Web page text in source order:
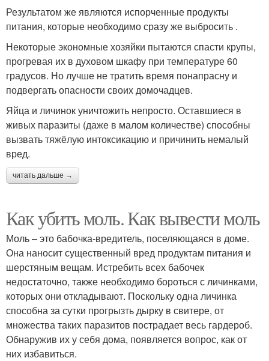
Результатом же являются испорченные продукты
питания, которые необходимо сразу же выбросить .
Некоторые экономные хозяйки пытаются спасти крупы,
прогревая их в духовом шкафу при температуре 60
градусов. Но лучше не тратить время понапрасну и
подвергать опасности своих домочадцев.
Яйца и личинок уничтожить непросто. Оставшиеся в
живых паразиты (даже в малом количестве) способны
вызвать тяжёлую интоксикацию и причинить немалый
вред.
читать дальше →
Как убить моль. Как вывести моль
Моль – это бабочка-вредитель, поселяющаяся в доме.
Она наносит существенный вред продуктам питания и
шерстяным вещам. Истребить всех бабочек
недостаточно, также необходимо бороться с личинками,
которых они откладывают. Поскольку одна личинка
способна за сутки прогрызть дырку в свитере, от
множества таких паразитов пострадает весь гардероб.
Обнаружив их у себя дома, появляется вопрос, как от
них избавиться.